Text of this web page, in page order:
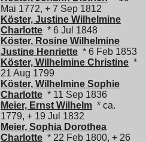
Mai 1772, + 7 Sep 1812
Köster, Justine Wilhelmine
Charlotte * 6 Jul 1848
Köster, Rosine Wilhelmine
Justine Henriette * 6 Feb 1853
Köster, Wilhelmine Christine *
21 Aug 1799
Köster, Wilhelmine Sophie
Charlotte * 11 Sep 1836
Meier, Ernst Wilhelm * ca.
1779, + 19 Jul 1832
Meier, Sophia Dorothea
Charlotte * 22 Feb 1800, + 26